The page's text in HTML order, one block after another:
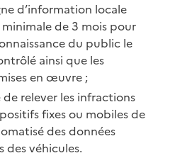
d’information locale
minimale de 3 mois pour
du public le
ainsi que les
en œuvre ;
relever les infractions
fixes ou mobiles de
des données
des véhicules.